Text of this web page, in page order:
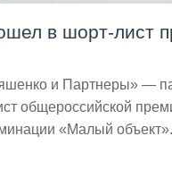
в шорт-лист
и Партнеры» —
общероссийской
«Малый объект».